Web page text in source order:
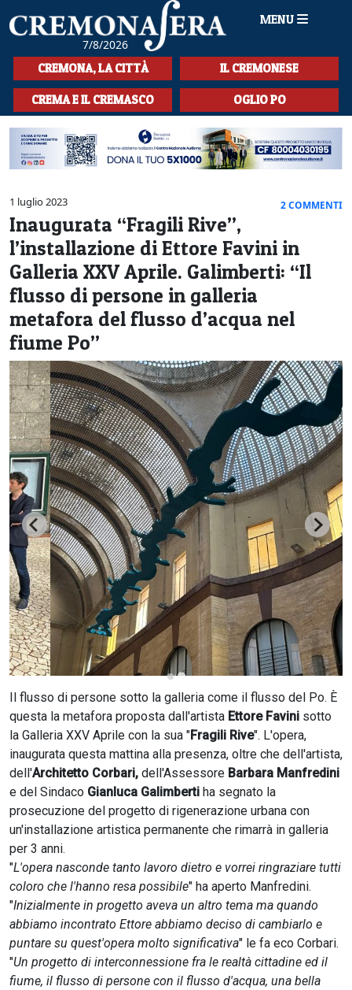
7/8/2026
MENU
HOME
CRONACA
SPORT
LA MUSICA
CULTURA
LA STORIA
SPETTACOLI
L'EDITORIALE
SEZIONI
CERCA
CREMONA, LA CITTÀ IL CREMONESE
CREMA E IL CREMASCO OGLIO PO
1 luglio 2023 2 COMMENTI
Inaugurata “Fragili Rive”,
l’installazione di Ettore Favini in
Galleria XXV Aprile. Galimberti: “Il
flusso di persone in galleria
metafora del flusso d’acqua nel
fiume Po”
Il flusso di persone sotto la galleria come il flusso del Po. È
questa la metafora proposta dall'artista Ettore Favini sotto
la Galleria XXV Aprile con la sua "Fragili Rive". L'opera,
inaugurata questa mattina alla presenza, oltre che dell'artista,
dell'Architetto Corbari, dell'Assessore Barbara Manfredini
e del Sindaco Gianluca Galimberti ha segnato la
prosecuzione del progetto di rigenerazione urbana con
un'installazione artistica permanente che rimarrà in galleria
per 3 anni.
"L'opera nasconde tanto lavoro dietro e vorrei ringraziare tutti
coloro che l'hanno resa possibile" ha aperto Manfredini.
"Inizialmente in progetto aveva un altro tema ma quando
abbiamo incontrato Ettore abbiamo deciso di cambiarlo e
puntare su quest'opera molto significativa" le fa eco Corbari.
"Un progetto di interconnessione fra le realtà cittadine ed il
fiume, il flusso di persone con il flusso d'acqua, una bella